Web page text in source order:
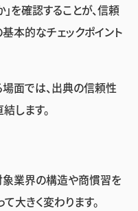
を確認することが、信頼
本的なチェックポイント
面では、出典の信頼性
します。
業界の構造や商慣習を
大きく変わります。